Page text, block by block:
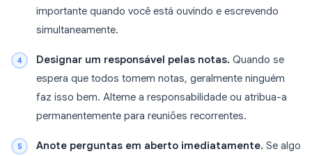
importante quando você está ouvindo e escrevendo
simultaneamente.
Designar um responsável pelas notas. Quando se
espera que todos tomem notas, geralmente ninguém
faz isso bem. Alterne a responsabilidade ou atribua-a
permanentemente para reuniões recorrentes.
Anote perguntas em aberto imediatamente. Se algo